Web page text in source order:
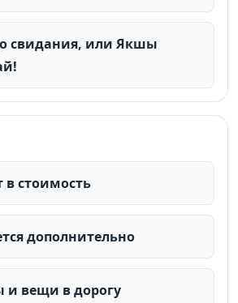
свидания, или Якшы
в стоимость
дополнительно
и вещи в дорогу